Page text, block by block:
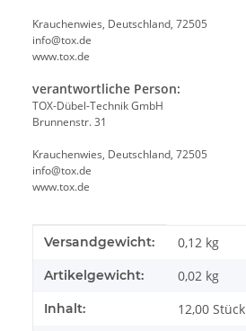
Krauchenwies, Deutschland, 72505
info@tox.de
www.tox.de
verantwortliche Person:
TOX-Dübel-Technik GmbH
Brunnenstr. 31
Krauchenwies, Deutschland, 72505
info@tox.de
www.tox.de
Produkteigenschaft
Wert
Versandgewicht: 0,12 kg
Artikelgewicht: 0,02 kg
Inhalt: 12,00 Stück